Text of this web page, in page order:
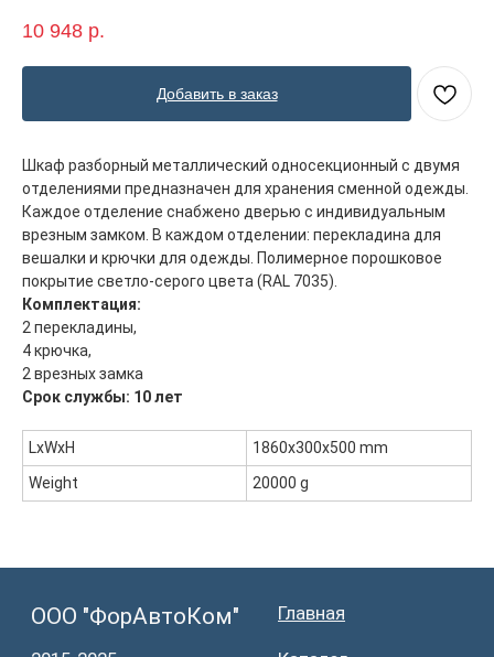
10 948 р.
Добавить в заказ
Шкаф разборный металлический односекционный с двумя
отделениями предназначен для хранения сменной одежды.
Каждое отделение снабжено дверью с индивидуальным
врезным замком. В каждом отделении: перекладина для
вешалки и крючки для одежды. Полимерное порошковое
покрытие светло-серого цвета (RAL 7035).
Комплектация:
2 перекладины,
4 крючка,
2 врезных замка
Cрок службы: 10 лет
LxWxH
1860x300x500 mm
Weight
20000 g
ООО "ФорАвтоКом" Главная
Каталог
Доставка и оплата
ООО "ФорАвтоКом", ИНН:6165230254,
Политика обработки персональных данных
2015-2025